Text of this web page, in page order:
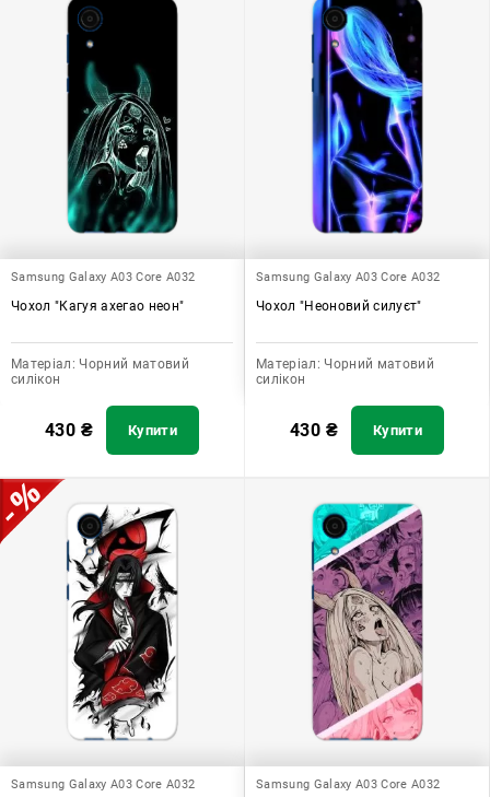
Samsung Galaxy A03 Core A032
Чохол "Кагуя ахегао неон"
Матеріал: Чорний матовий
силікон
430 ₴ Купити
Samsung Galaxy A03 Core A032
Чохол "Неоновий силуєт"
Матеріал: Чорний матовий
силікон
430 ₴ Купити
Samsung Galaxy A03 Core A032 Samsung Galaxy A03 Core A032